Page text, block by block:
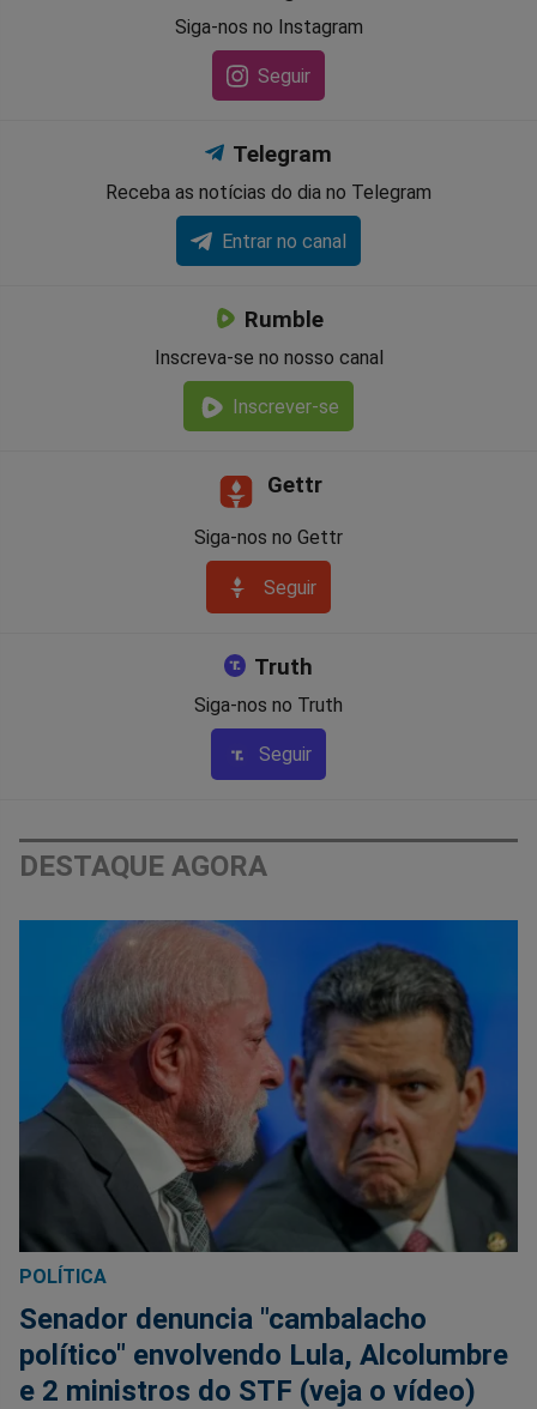
Siga-nos no Instagram
Seguir
Telegram
Receba as notícias do dia no Telegram
Entrar no canal
Rumble
Inscreva-se no nosso canal
Inscrever-se
Gettr
Siga-nos no Gettr
Seguir
Truth
Siga-nos no Truth
Seguir
DESTAQUE AGORA
POLÍTICA
Senador denuncia "cambalacho
político" envolvendo Lula, Alcolumbre
e 2 ministros do STF (veja o vídeo)